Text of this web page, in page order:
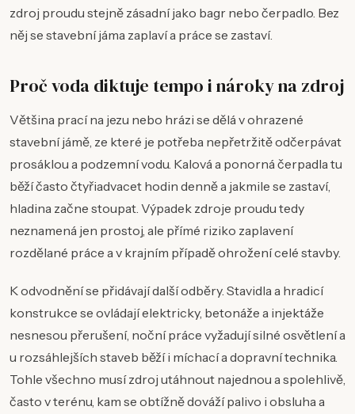
zdroj proudu stejně zásadní jako bagr nebo čerpadlo. Bez
něj se stavební jáma zaplaví a práce se zastaví.
Proč voda diktuje tempo i nároky na zdroj
Většina prací na jezu nebo hrázi se dělá v ohrazené
stavební jámě, ze které je potřeba nepřetržitě odčerpávat
prosáklou a podzemní vodu. Kalová a ponorná čerpadla tu
běží často čtyřiadvacet hodin denně a jakmile se zastaví,
hladina začne stoupat. Výpadek zdroje proudu tedy
neznamená jen prostoj, ale přímé riziko zaplavení
rozdělané práce a v krajním případě ohrožení celé stavby.
K odvodnění se přidávají další odběry. Stavidla a hradicí
konstrukce se ovládají elektricky, betonáže a injektáže
nesnesou přerušení, noční práce vyžadují silné osvětlení a
u rozsáhlejších staveb běží i míchací a dopravní technika.
Tohle všechno musí zdroj utáhnout najednou a spolehlivě,
často v terénu, kam se obtížně dováží palivo i obsluha a